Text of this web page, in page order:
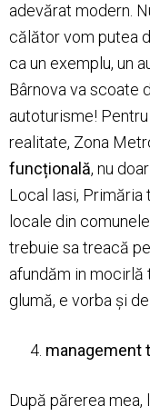
adevărat modern.
călător vom putea
ca un exemplu, un
Bârnova va scoate
autoturisme!
realitate, Zona
funcțională, nu
Local Iasi,
locale din
trebuie sa treacă
afundăm in mocirlă
glumă, e vorba și de
management
După părerea